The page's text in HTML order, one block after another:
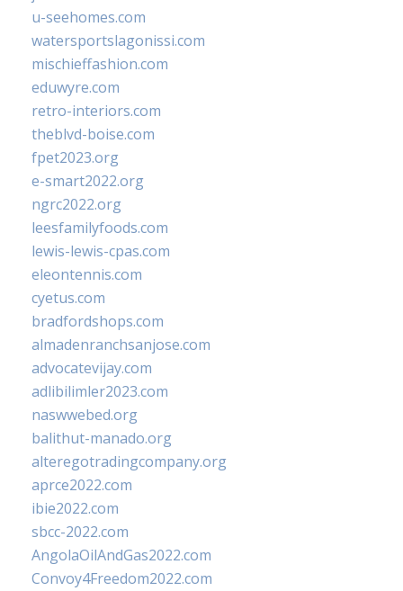
u-seehomes.com
watersportslagonissi.com
mischieffashion.com
eduwyre.com
retro-interiors.com
theblvd-boise.com
fpet2023.org
e-smart2022.org
ngrc2022.org
leesfamilyfoods.com
lewis-lewis-cpas.com
eleontennis.com
cyetus.com
bradfordshops.com
almadenranchsanjose.com
advocatevijay.com
adlibilimler2023.com
naswwebed.org
balithut-manado.org
alteregotradingcompany.org
aprce2022.com
ibie2022.com
sbcc-2022.com
AngolaOilAndGas2022.com
Convoy4Freedom2022.com